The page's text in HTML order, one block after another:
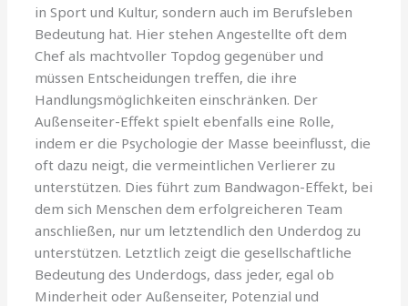
in Sport und Kultur, sondern auch im Berufsleben
Bedeutung hat. Hier stehen Angestellte oft dem
Chef als machtvoller Topdog gegenüber und
müssen Entscheidungen treffen, die ihre
Handlungsmöglichkeiten einschränken. Der
Außenseiter-Effekt spielt ebenfalls eine Rolle,
indem er die Psychologie der Masse beeinflusst, die
oft dazu neigt, die vermeintlichen Verlierer zu
unterstützen. Dies führt zum Bandwagon-Effekt, bei
dem sich Menschen dem erfolgreicheren Team
anschließen, nur um letztendlich den Underdog zu
unterstützen. Letztlich zeigt die gesellschaftliche
Bedeutung des Underdogs, dass jeder, egal ob
Minderheit oder Außenseiter, Potenzial und